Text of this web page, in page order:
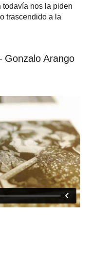
todavía nos la piden
trascendido a la
Gonzalo Arango